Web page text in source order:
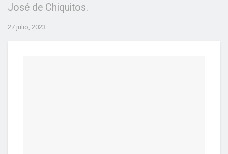
José de Chiquitos.
27 julio, 2023